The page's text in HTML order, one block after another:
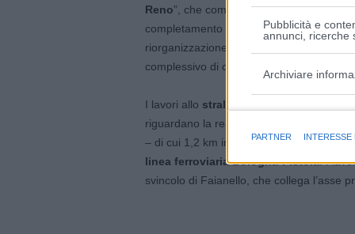
Pubblicità e
annunci, ricerche
Archiviare
Finalità e
PARTNER INTERESSE
Reno”, che comprende la realizzazione
completamento infrastrutturale del
riorganizzazione del centro urbano di
complessivo di circa 4 km, è suddiviso in
I lavori allo stralcio nord
riguardano la realizzazione di un nuovo
– di cui 1,2 km in galleria – che si
linea ferroviaria Bologna-Pistoia. I
svincolo di Faianello, che collega l’asse